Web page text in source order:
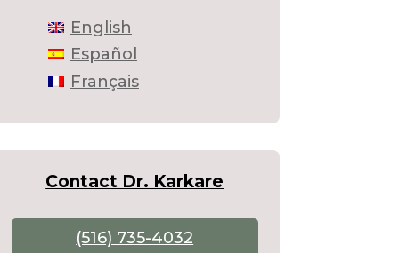
English
Español
Français
Contact Dr. Karkare
(516) 735-4032